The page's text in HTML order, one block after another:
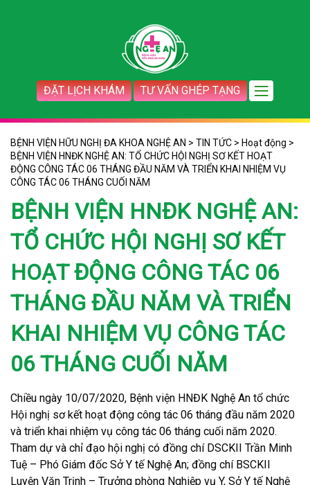
ĐẶT LỊCH KHÁM TƯ VẤN GHÉP TẠNG
BỆNH VIỆN HỮU NGHỊ ĐA KHOA NGHỆ AN > TIN TỨC > Hoạt động >
BỆNH VIỆN HNĐK NGHỆ AN: TỔ CHỨC HỘI NGHỊ SƠ KẾT HOẠT
ĐỘNG CÔNG TÁC 06 THÁNG ĐẦU NĂM VÀ TRIỂN KHAI NHIỆM VỤ
CÔNG TÁC 06 THÁNG CUỐI NĂM
BỆNH VIỆN HNĐK NGHỆ AN:
TỔ CHỨC HỘI NGHỊ SƠ KẾT
HOẠT ĐỘNG CÔNG TÁC 06
THÁNG ĐẦU NĂM VÀ TRIỂN
KHAI NHIỆM VỤ CÔNG TÁC
06 THÁNG CUỐI NĂM
Chiều ngày 10/07/2020, Bệnh viện HNĐK Nghệ An tổ chức
Hội nghị sơ kết hoạt động công tác 06 tháng đầu năm 2020
và triển khai nhiệm vụ công tác 06 tháng cuối năm 2020.
Tham dự và chỉ đạo hội nghị có đồng chí DSCKII Trần Minh
Tuệ – Phó Giám đốc Sở Y tế Nghệ An; đồng chí BSCKII
Luyện Văn Trịnh – Trưởng phòng Nghiệp vụ Y, Sở Y tế Nghệ